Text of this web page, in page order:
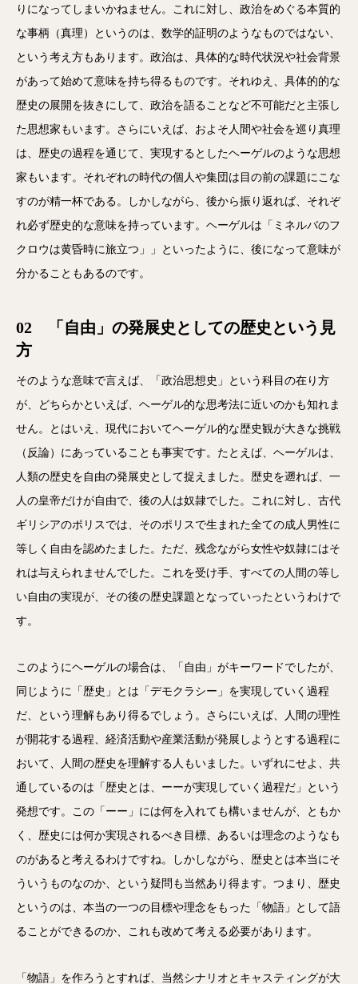
りになってしまいかねません。これに対し、政治をめぐる本質的
な事柄（真理）というのは、数学的証明のようなものではない、
という考え方もあります。政治は、具体的な時代状況や社会背景
があって始めて意味を持ち得るものです。それゆえ、具体的的な
歴史の展開を抜きにして、政治を語ることなど不可能だと主張し
た思想家もいます。さらにいえば、およそ人間や社会を巡り真理
は、歴史の過程を通じて、実現するとしたヘーゲルのような思想
家もいます。それぞれの時代の個人や集団は目の前の課題にこな
すのが精一杯である。しかしながら、後から振り返れば、それぞ
れ必ず歴史的な意味を持っています。ヘーゲルは「ミネルバのフ
クロウは黄昏時に旅立つ」」といったように、後になって意味が
分かることもあるのです。
02 「自由」の発展史としての歴史という見
方
そのような意味で言えば、「政治思想史」という科目の在り方
が、どちらかといえば、ヘーゲル的な思考法に近いのかも知れま
せん。とはいえ、現代においてヘーゲル的な歴史観が大きな挑戦
（反論）にあっていることも事実です。たとえば、ヘーゲルは、
人類の歴史を自由の発展史として捉えました。歴史を遡れば、一
人の皇帝だけが自由で、後の人は奴隷でした。これに対し、古代
ギリシアのポリスでは、そのポリスで生まれた全ての成人男性に
等しく自由を認めたました。ただ、残念ながら女性や奴隷にはそ
れは与えられませんでした。これを受け手、すべての人間の等し
い自由の実現が、その後の歴史課題となっていったというわけで
す。
このようにヘーゲルの場合は、「自由」がキーワードでしたが、
同じように「歴史」とは「デモクラシー」を実現していく過程
だ、という理解もあり得るでしょう。さらにいえば、人間の理性
が開花する過程、経済活動や産業活動が発展しようとする過程に
おいて、人間の歴史を理解する人もいました。いずれにせよ、共
通しているのは「歴史とは、ーーが実現していく過程だ」という
発想です。この「ーー」には何を入れても構いませんが、ともか
く、歴史には何か実現されるべき目標、あるいは理念のようなも
のがあると考えるわけですね。しかしながら、歴史とは本当にそ
ういうものなのか、という疑問も当然あり得ます。つまり、歴史
というのは、本当の一つの目標や理念をもった「物語」として語
ることができるのか、これも改めて考える必要があります。
「物語」を作ろうとすれば、当然シナリオとキャスティングが大